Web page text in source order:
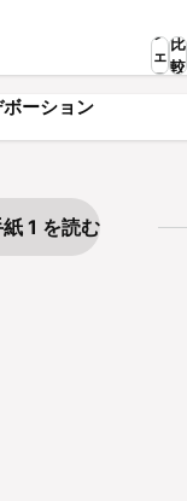
シ
ェ
ア
比
較
ーション
1 を読む